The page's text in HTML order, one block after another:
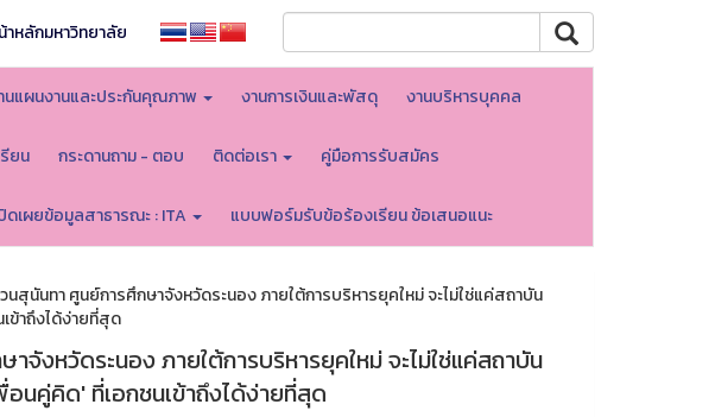
าหลักมหาวิทยาลัย
นแผนงานและประกันคุณภาพ งานการเงินและพัสดุ งานบริหารบุคคล
ยน กระดานถาม - ตอบ ติดต่อเรา คู่มือการรับสมัคร
ดเผยข้อมูลสาธารณะ : ITA แบบฟอร์มรับข้อร้องเรียน ข้อเสนอแนะ
สุนันทา ศูนย์การศึกษาจังหวัดระนอง ภายใต้การบริหารยุคใหม่ จะไม่ใช่แค่สถาบัน
ข้าถึงได้ง่ายที่สุด
จังหวัดระนอง ภายใต้การบริหารยุคใหม่ จะไม่ใช่แค่สถาบัน
นคู่คิด' ที่เอกชนเข้าถึงได้ง่ายที่สุด